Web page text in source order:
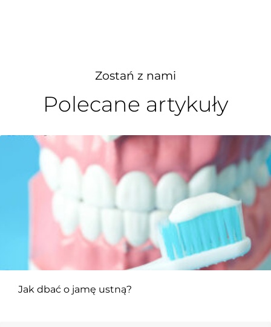
Zostań z nami
Polecane artykuły
Jak dbać o jamę ustną?